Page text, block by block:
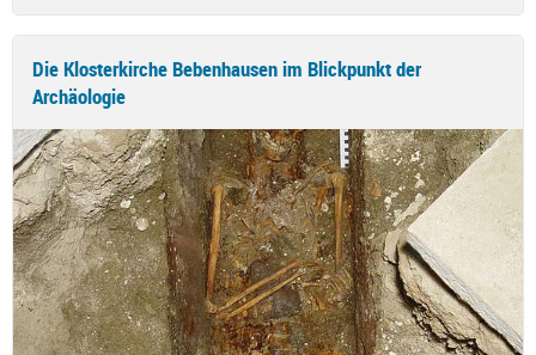
Die Klosterkirche Bebenhausen im Blickpunkt der
Archäologie